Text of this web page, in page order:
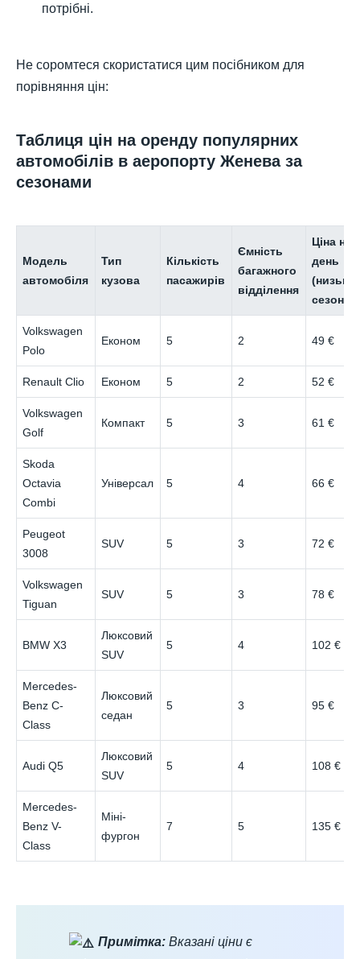
потрібні.
Не соромтеся скористатися цим посібником для
порівняння цін:
Таблиця цін на оренду популярних
автомобілів в аеропорту Женева за
сезонами
Модель
автомобіля
Тип
кузова
Кількість
пасажирів
Ємність
багажного
відділення
Ціна на
день
сезон)
Volkswagen
Polo
Економ 5 2 49 €
Renault Clio Економ 5 2 52 €
Volkswagen
Golf
Компакт 5 3 61 €
Skoda
Octavia
Combi
Універсал 5 4 66 €
Peugeot
3008
SUV 5 3 72 €
Volkswagen
Tiguan
SUV 5 3 78 €
BMW X3
Люксовий
SUV
5 4 102 €
Mercedes-
Benz C-
Class
Люксовий
седан
5 3 95 €
Audi Q5
Люксовий
SUV
5 4 108 €
Mercedes-
Benz V-
Class
Міні-
фургон
7 5 135 €
Примітка: Вказані ціни є